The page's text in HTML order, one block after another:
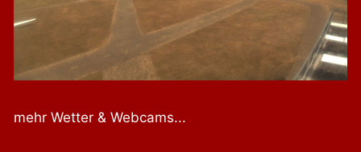
v
g
t
mehr Wetter & Webcams...